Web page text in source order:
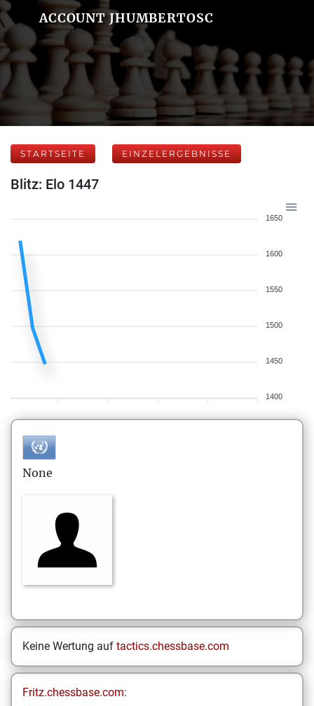
ACCOUNT JHUMBERTOSC
STARTSEITE EINZELERGEBNISSE
Blitz: Elo 1447
1650
1600
1550
1500
1450
1400
None
Keine Wertung auf tactics.chessbase.com
Fritz.chessbase.com: